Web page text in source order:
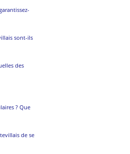
sont-ils
des
? Que
de se